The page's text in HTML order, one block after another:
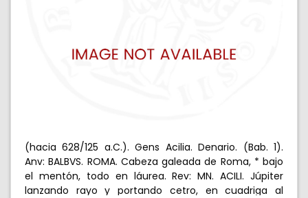
(hacia 628/125 a.C.). Gens Acilia. Denario. (Bab. 1).
Anv: BALBVS. ROMA. Cabeza galeada de Roma, * bajo
el mentón, todo en láurea. Rev: MN. ACILI. Júpiter
lanzando rayo y portando cetro, en cuadriga al